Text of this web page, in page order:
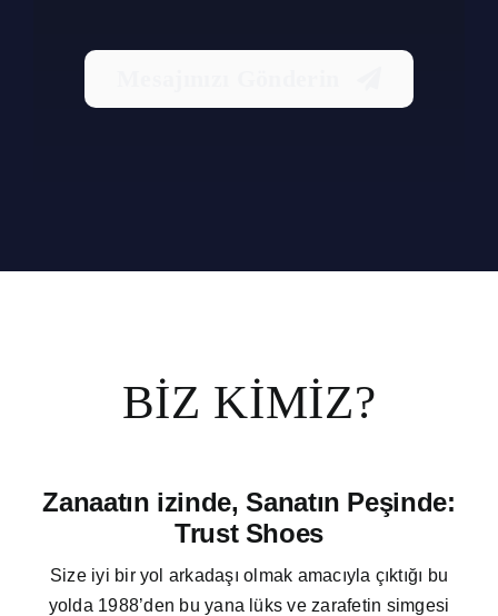
BİZ KİMİZ?
Zanaatın izinde, Sanatın Peşinde:
Trust Shoes
Size iyi bir yol arkadaşı olmak amacıyla çıktığı bu
yolda 1988’den bu yana lüks ve zarafetin simgesi